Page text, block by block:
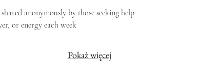
anonymously by those seeking help
or energy each week
Pokaż więcej